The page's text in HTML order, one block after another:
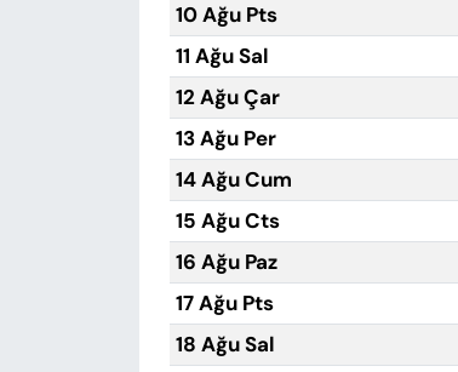
10 Ağu Pts
11 Ağu Sal
12 Ağu Çar
13 Ağu Per
14 Ağu Cum
15 Ağu Cts
16 Ağu Paz
17 Ağu Pts
18 Ağu Sal